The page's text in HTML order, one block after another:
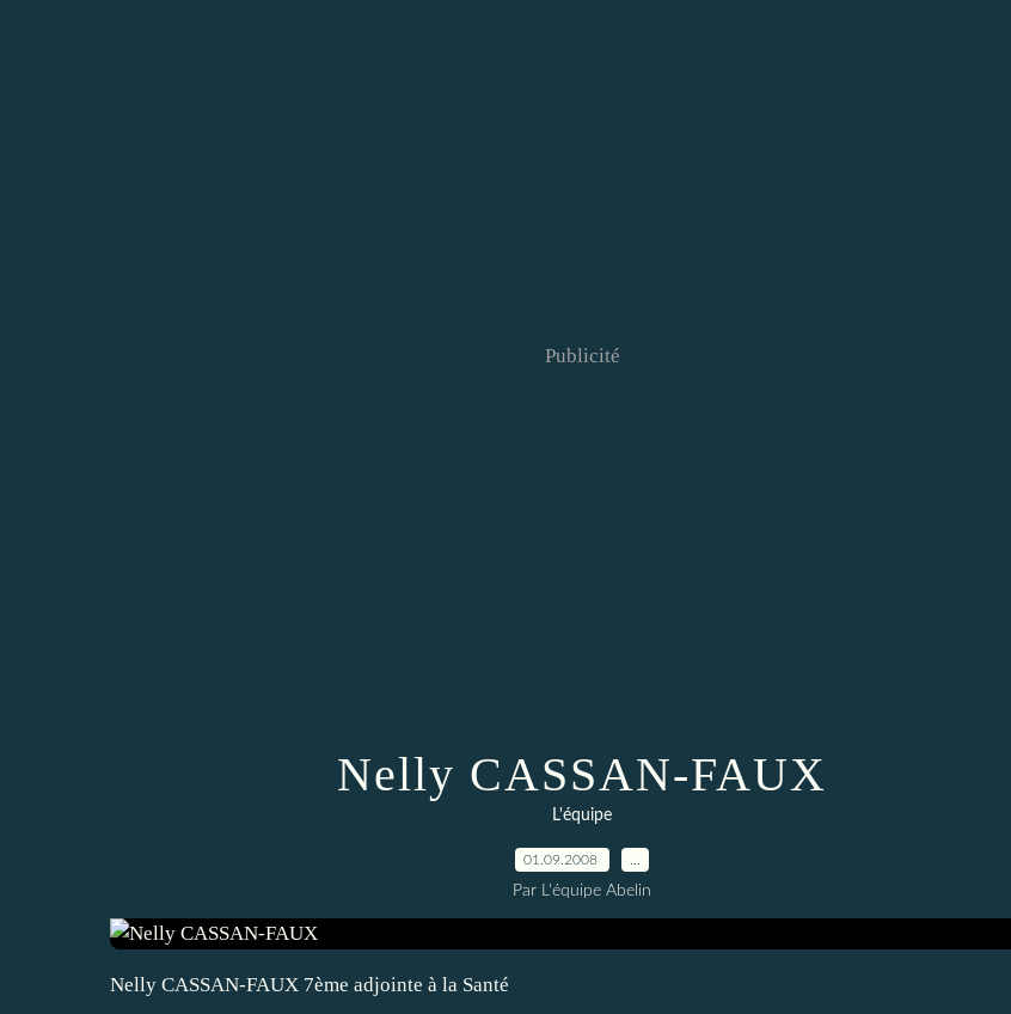
Publicité
Nelly CASSAN-FAUX
L'équipe
01.09.2008
Par L'équipe Abelin
Nelly CASSAN-FAUX 7ème adjointe à la Santé